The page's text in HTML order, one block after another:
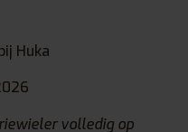
Huka
volledig op